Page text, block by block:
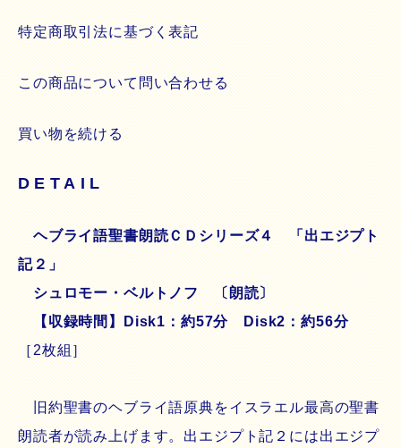
特定商取引法に基づく表記
この商品について問い合わせる
買い物を続ける
DETAIL
ヘブライ語聖書朗読ＣＤシリーズ４ 「出エジプト
記２」
シュロモー・ベルトノフ 〔朗読〕
【収録時間】Disk1：約57分 Disk2：約56分
［2枚組］
旧約聖書のヘブライ語原典をイスラエル最高の聖書
朗読者が読み上げます。出エジプト記２には出エジプ